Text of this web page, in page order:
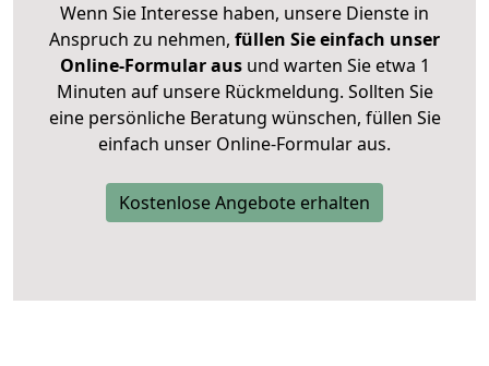
Wenn Sie Interesse haben, unsere Dienste in
Anspruch zu nehmen, füllen Sie einfach unser
Online-Formular ausund warten Sie etwa 1
Minuten auf unsere Rückmeldung. Sollten Sie
eine persönliche Beratung wünschen, füllen Sie
einfach unser Online-Formular aus.
Kostenlose Angebote erhalten